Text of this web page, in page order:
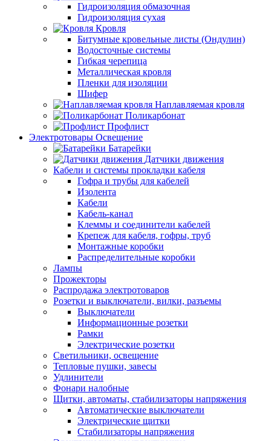
Гидроизоляция обмазочная
Гидроизоляция сухая
Кровля
Битумные кровельные листы (Ондулин)
Водосточные системы
Гибкая черепица
Металлическая кровля
Пленки для изоляции
Шифер
Наплавляемая кровля
Поликарбонат
Профлист
Электротовары Освещение
Батарейки
Датчики движения
Кабели и системы прокладки кабеля
Гофра и трубы для кабелей
Изолента
Кабели
Кабель-канал
Клеммы и соединители кабелей
Крепеж для кабеля, гофры, труб
Монтажные коробки
Распределительные коробки
Лампы
Прожекторы
Распродажа электротоваров
Розетки и выключатели, вилки, разъемы
Выключатели
Информационные розетки
Рамки
Электрические розетки
Светильники, освещение
Тепловые пушки, завесы
Удлинители
Фонари налобные
Щитки, автоматы, стабилизаторы напряжения
Автоматические выключатели
Электрические щитки
Стабилизаторы напряжения